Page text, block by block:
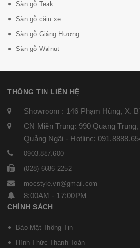
Sàn gỗ Teak
Sàn gỗ căm xe
Sàn gỗ Giáng Hương
Sàn gỗ Walnut
THÔNG TIN LIÊN HỆ
Showroom : 146 Phạm Hùng, X.
CN Miền Trung: 990 Quang
Quảng Ngãi - Hotline:
0903.887.600
(028) 6686 2252
mocstyle.vn@gmail.com
8:00AM - 17:00PM
CHÍNH SÁCH
Bảo Mật Thông Tin
Hình Thức Thanh Toán